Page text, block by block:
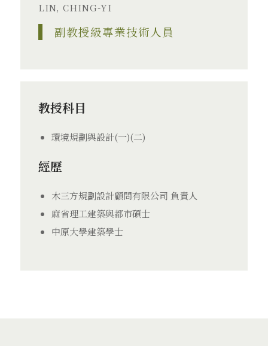
LIN, CHING-YI
副教授級專業技術人員
教授科目
環境規劃與設計(一)(二)
經歷
木三方規劃設計顧問有限公司 負責人
麻省理工建築與都市碩士
中原大學建築學士